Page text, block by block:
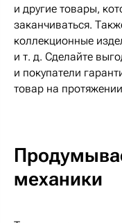
и другие товары,
заканчиваться.
коллекционные
и т. д. Сделайте
и покупатели
товар на
механики